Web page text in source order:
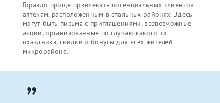
Гораздо проще привлекать потенциальных клиентов
аптекам, расположенным в спальных районах. Здесь
могут быть письма с приглашениями, всевозможные
акции, организованные по случаю какого-то
праздника, скидки и бонусы для всех жителей
микрорайона.